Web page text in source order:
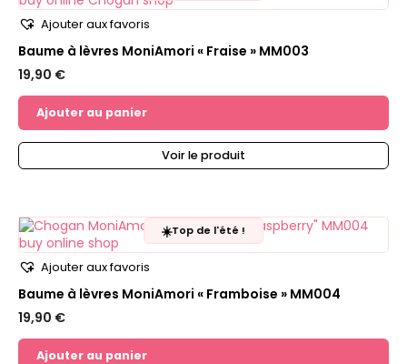
Ajouter aux favoris
Baume à lèvres MoniAmori « Fraise » MM003
19,90 €
Ajouter au panier
Voir le produit
☀️Top de l'été !
Ajouter aux favoris
Baume à lèvres MoniAmori « Framboise » MM004
19,90 €
Ajouter au panier